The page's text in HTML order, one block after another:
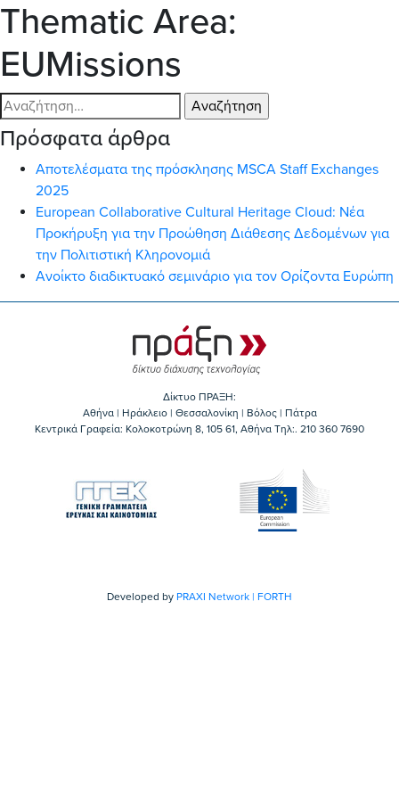
Thematic Area:
EUMissions
Αναζήτηση
για:
Πρόσφατα άρθρα
Αποτελέσματα της πρόσκλησης MSCA Staff Exchanges
2025
European Collaborative Cultural Heritage Cloud: Νέα
Προκήρυξη για την Προώθηση Διάθεσης Δεδομένων για
την Πολιτιστική Κληρονομιά
Ανοίκτο διαδικτυακό σεμινάριο για τον Ορίζοντα Ευρώπη
Δίκτυο ΠΡΑΞΗ:
Αθήνα | Ηράκλειο | Θεσσαλονίκη | Βόλος | Πάτρα
Κεντρικά Γραφεία: Kολοκοτρώνη 8, 105 61, Αθήνα Τηλ:. 210 360 7690
Developed by PRAXI Network | FORTH